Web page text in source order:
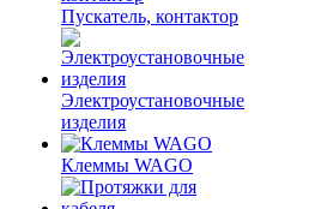
Пускатель, контактор
Электроустановочные
изделия
Клеммы WAGO